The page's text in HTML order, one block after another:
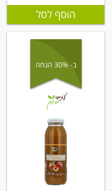
הוסף לסל
ב- 30% הנחה